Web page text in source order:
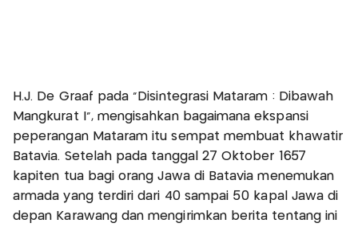
H.J. De Graaf pada "Disintegrasi Mataram : Dibawah
Mangkurat I", mengisahkan bagaimana ekspansi
peperangan Mataram itu sempat membuat khawatir
Batavia. Setelah pada tanggal 27 Oktober 1657
kapiten tua bagi orang Jawa di Batavia menemukan
armada yang terdiri dari 40 sampai 50 kapal Jawa di
depan Karawang dan mengirimkan berita tentang ini